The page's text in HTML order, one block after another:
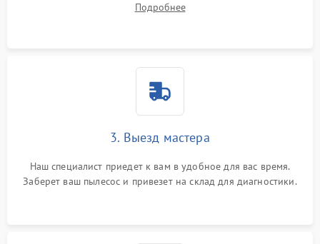
Подробнее
3. Выезд мастера
Наш специалист приедет к вам в удобное для вас время.
Заберет ваш пылесос и привезет на склад для диагностики.